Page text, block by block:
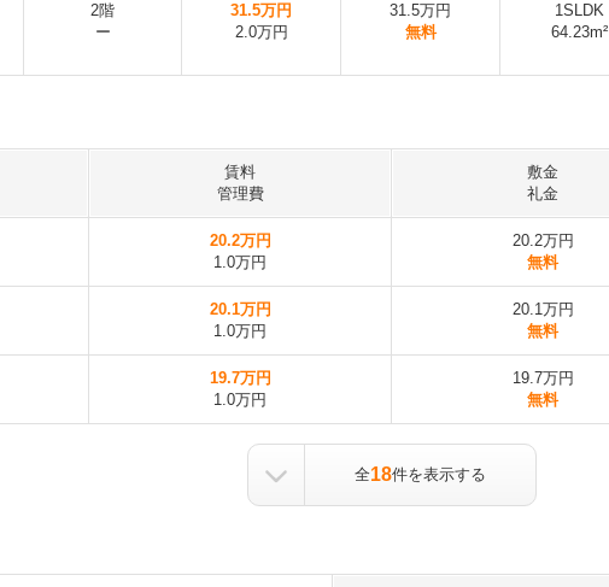
2階
ー
31.5万円
2.0万円
31.5万円
無料
1SLDK
64.23m²
賃料
管理費
敷金
礼金
20.2万円
1.0万円
20.2万円
無料
20.1万円
1.0万円
20.1万円
無料
19.7万円
1.0万円
19.7万円
無料
全18件を表示する